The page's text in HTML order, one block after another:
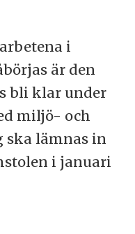
i
är den
bli klar under
miljö- och
ska lämnas in
i januari